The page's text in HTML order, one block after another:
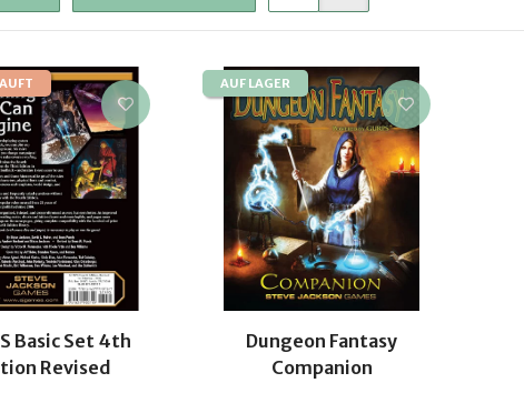
Basic Set 4th
Revised
AUF LAGER
Dungeon Fantasy
Companion